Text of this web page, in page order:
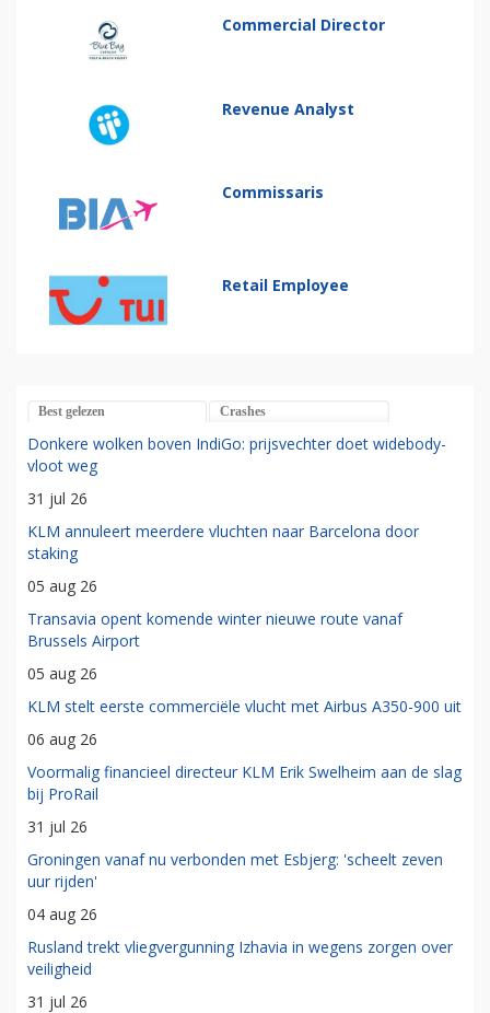
Commercial Director
Revenue Analyst
Commissaris
Retail Employee
Best gelezen Crashes
Donkere wolken boven IndiGo: prijsvechter doet widebody-
vloot weg
31 jul 26
KLM annuleert meerdere vluchten naar Barcelona door
staking
05 aug 26
Transavia opent komende winter nieuwe route vanaf
Brussels Airport
05 aug 26
KLM stelt eerste commerciële vlucht met Airbus A350-900 uit
06 aug 26
Voormalig financieel directeur KLM Erik Swelheim aan de slag
bij ProRail
31 jul 26
Groningen vanaf nu verbonden met Esbjerg: 'scheelt zeven
uur rijden'
04 aug 26
Rusland trekt vliegvergunning Izhavia in wegens zorgen over
veiligheid
31 jul 26